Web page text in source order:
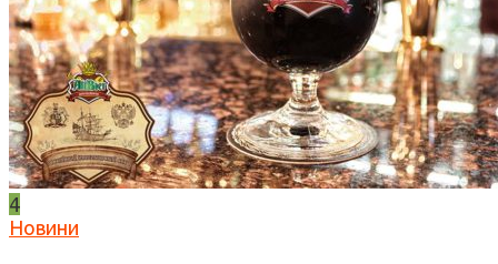
4
Новини